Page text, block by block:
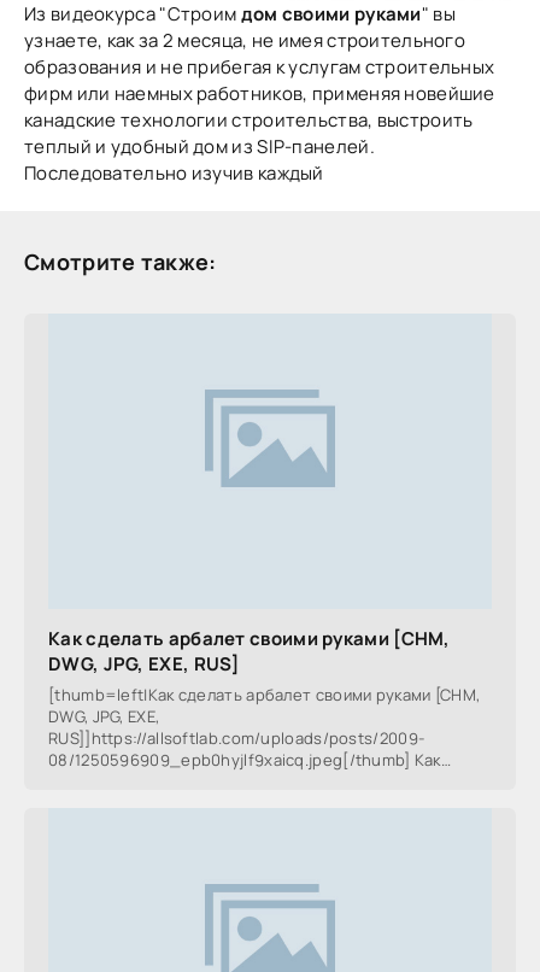
Из видеокурса "Строимдом своими руками" вы
узнаете, как за 2 месяца, не имея строительного
образования и не прибегая к услугам строительных
фирм или наемных работников, применяя новейшие
канадские технологии строительства, выстроить
теплый и удобный дом из SIP-панелей.
Последовательно изучив каждый
Смотрите также:
Как сделать арбалет своими руками [CHM,
DWG, JPG, EXE, RUS]
[thumb=left|Как сделать арбалет своими руками [CHM,
DWG, JPG, EXE,
RUS]]https://allsoftlab.com/uploads/posts/2009-
08/1250596909_epb0hyjlf9xaicq.jpeg[/thumb] Как